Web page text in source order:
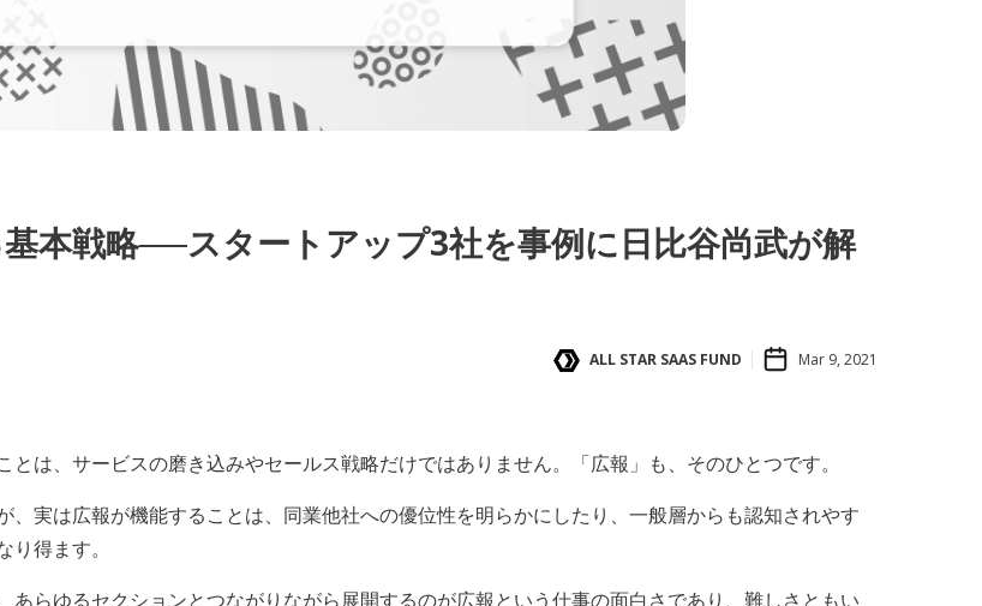
本戦略──スタートアップ3社を事例に日比谷尚武が解
ALL STAR SAAS FUND Mar 9, 2021
は、サービスの磨き込みやセールス戦略だけではありません。「広報」も、そのひとつです。
実は広報が機能することは、同業他社への優位性を明らかにしたり、一般層からも認知されやす
得ます。
あらゆるセクションとつながりながら展開するのが広報という仕事の面白さであり、難しさともい